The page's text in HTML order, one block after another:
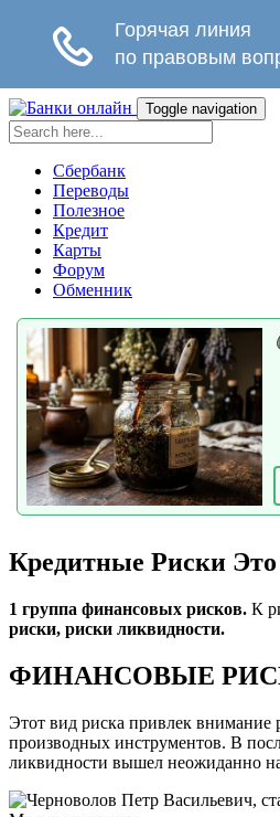
Toggle navigation
Сбербанк
Переводы
Полезное
Кредит
Карты
Форум
Обменник
Кредитные Риски
1 группа финансовых рисков. К
риски, риски ликвидности.
ФИНАНСОВЫЕ
Этот вид риска привлек внимание
производных инструментов. В
ликвидности вышел неожиданно